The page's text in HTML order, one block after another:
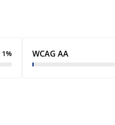
1% WCAG AA